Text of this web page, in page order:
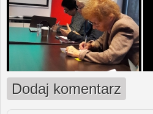
Dodaj komentarz